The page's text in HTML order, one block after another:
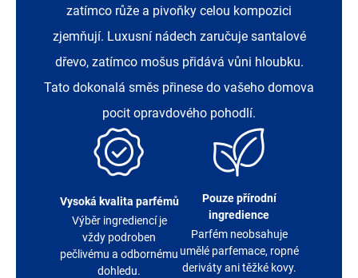
zatímco růže a pivoňky celou kompozici
zjemňují. Luxusní nádech zaručuje santalové
dřevo, zatímco mošus přidává vůni hloubku.
Tato dokonalá směs přinese do vašeho domova
pocit opravdového pohodlí.
Vysoká kvalita parfémů
Výběr ingrediencí je
vždy podroben
pečlivému a odbornému
dohledu.
Pouze přírodní
ingredience
Parfém neobsahuje
umělé parfemace, ropné
deriváty ani těžké kovy.